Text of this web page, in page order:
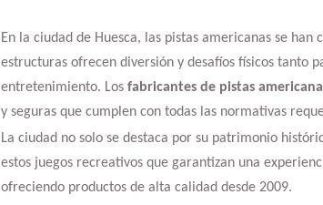
En la ciudad de Huesca, las pistas americanas se
estructuras ofrecen diversión y desafíos físicos tanto
entretenimiento. Los fabricantes de pistas
y seguras que cumplen con todas las normativas
La ciudad no solo se destaca por su patrimonio
estos juegos recreativos que garantizan una
ofreciendo productos de alta calidad desde 2009.